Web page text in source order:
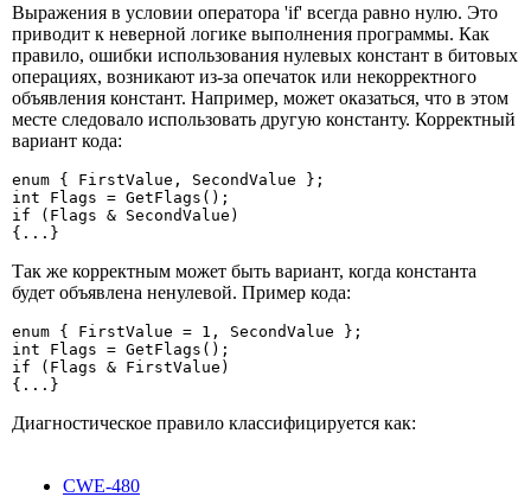
Выражения в условии оператора 'if' всегда равно нулю. Это
приводит к неверной логике выполнения программы. Как
правило, ошибки использования нулевых констант в битовых
операциях, возникают из-за опечаток или некорректного
объявления констант. Например, может оказаться, что в этом
месте следовало использовать другую константу. Корректный
вариант кода:
enum { FirstValue, SecondValue };
int Flags = GetFlags();
if (Flags & SecondValue)
{...}
Так же корректным может быть вариант, когда константа
будет объявлена ненулевой. Пример кода:
enum { FirstValue = 1, SecondValue };
int Flags = GetFlags();
if (Flags & FirstValue)
{...}
Диагностическое правило классифицируется как:
CWE-480